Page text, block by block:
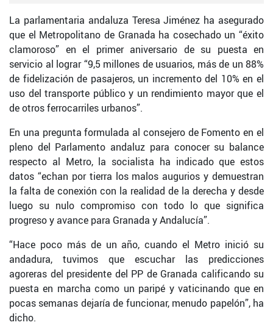
La parlamentaria andaluza Teresa Jiménez ha asegurado
que el Metropolitano de Granada ha cosechado un “éxito
clamoroso” en el primer aniversario de su puesta en
servicio al lograr “9,5 millones de usuarios, más de un 88%
de fidelización de pasajeros, un incremento del 10% en el
uso del transporte público y un rendimiento mayor que el
de otros ferrocarriles urbanos”.
En una pregunta formulada al consejero de Fomento en el
pleno del Parlamento andaluz para conocer su balance
respecto al Metro, la socialista ha indicado que estos
datos “echan por tierra los malos augurios y demuestran
la falta de conexión con la realidad de la derecha y desde
luego su nulo compromiso con todo lo que significa
progreso y avance para Granada y Andalucía”.
“Hace poco más de un año, cuando el Metro inició su
andadura, tuvimos que escuchar las predicciones
agoreras del presidente del PP de Granada calificando su
puesta en marcha como un paripé y vaticinando que en
pocas semanas dejaría de funcionar, menudo papelón”, ha
dicho.